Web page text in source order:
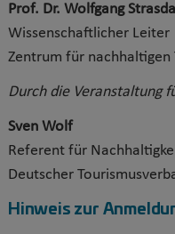
Prof. Dr. Wolfgang
Wissenschaftlicher Leiter
Zentrum für nachhaltigen
Durch die Veranstaltung
Sven Wolf
Referent für
Deutscher
Hinweis zur